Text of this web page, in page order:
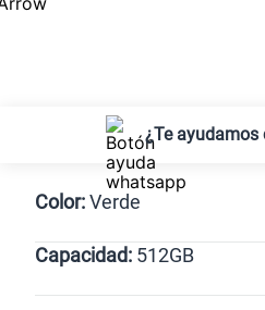
¿Te
Color:Verde
Negro
Capacidad: 512GB